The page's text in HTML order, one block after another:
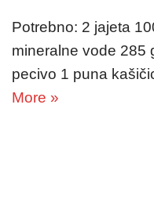
Potrebno: 2 jajeta
mineralne vode 285
pecivo 1 puna
More »